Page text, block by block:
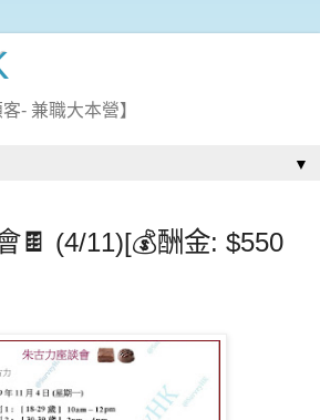
- 兼職大本營】
▼
🍫 (4/11)[💰酬金: $550